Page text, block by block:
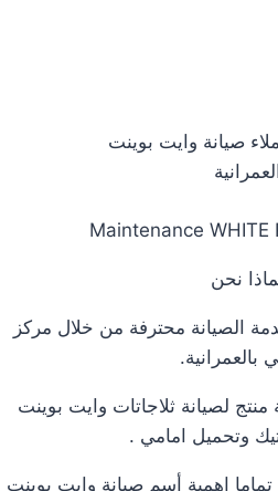
صيانة وايت بوينت
العمرانية
Maintenance WHITE
نحن
الصيانة محترفة من خلال مركز
بالعمرانية.
لصيانة ثلاجاتات وايت بوينت
وتحميل امامي .
اهمية أسم صيانة وايت بوينت